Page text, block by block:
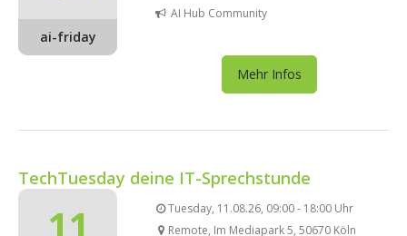
ai-friday
AI Hub Community
Mehr Infos
TechTuesday deine IT-Sprechstunde
11
Tuesday, 11.08.26, 09:00 - 18:00 Uhr
Remote, Im Mediapark 5, 50670 Köln